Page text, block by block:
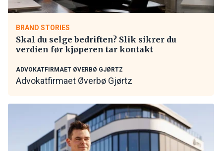
BRAND STORIES
Skal du selge bedriften? Slik sikrer du
verdien før kjøperen tar kontakt
ADVOKATFIRMAET ØVERBØ GJØRTZ
Advokatfirmaet Øverbø Gjørtz